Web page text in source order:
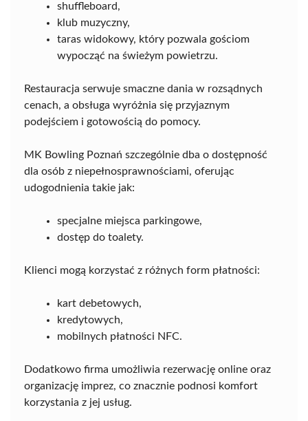
shuffleboard,
klub muzyczny,
taras widokowy, który pozwala gościom
wypocząć na świeżym powietrzu.
Restauracja serwuje smaczne dania w rozsądnych
cenach, a obsługa wyróżnia się przyjaznym
podejściem i gotowością do pomocy.
MK Bowling Poznań szczególnie dba o dostępność
dla osób z niepełnosprawnościami, oferując
udogodnienia takie jak:
specjalne miejsca parkingowe,
dostęp do toalety.
Klienci mogą korzystać z różnych form płatności:
kart debetowych,
kredytowych,
mobilnych płatności NFC.
Dodatkowo firma umożliwia rezerwację online oraz
organizację imprez, co znacznie podnosi komfort
korzystania z jej usług.